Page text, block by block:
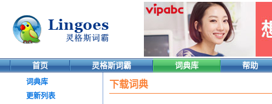
首页 灵格斯词霸 词典库 帮助
词典库
更新列表
下载词典